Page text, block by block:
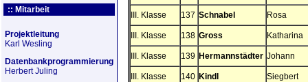
:: Mitarbeit
Projektleitung
Karl Wesling
Datenbankprogrammierung
Herbert Juling
III. Klasse 137 Schnabel Rosa
III. Klasse 138 Gross Katharina
III. Klasse 139 Hermannstädter Johann
III. Klasse 140 Kindl Siegbert